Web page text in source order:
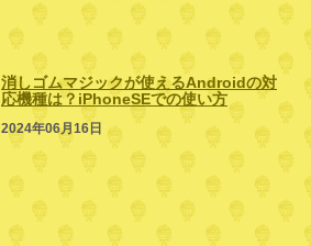
消しゴムマジックが使えるAndroidの対
応機種は？iPhoneSEでの使い方
2024年06月16日